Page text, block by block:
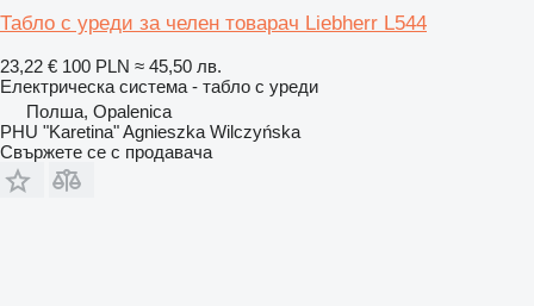
Табло с уреди за челен товарач Liebherr L544
23,22 € 100 PLN ≈ 45,50 лв.
Електрическа система - табло с уреди
Полша, Opalenica
PHU "Karetina" Agnieszka Wilczyńska
Свържете се с продавача